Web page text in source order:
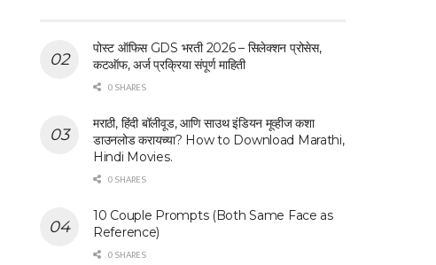
पोस्ट ऑफिस GDS भरती 2026 – सिलेक्शन प्रोसेस,
कटऑफ, अर्ज प्रक्रिया संपूर्ण माहिती
0 SHARES
मराठी, हिंदी बॉलीवूड, आणि साउथ इंडियन मूव्हीज कशा
डाउनलोड करायच्या? How to Download Marathi,
Hindi Movies.
0 SHARES
10 Couple Prompts (Both Same Face as
Reference)
0 SHARES